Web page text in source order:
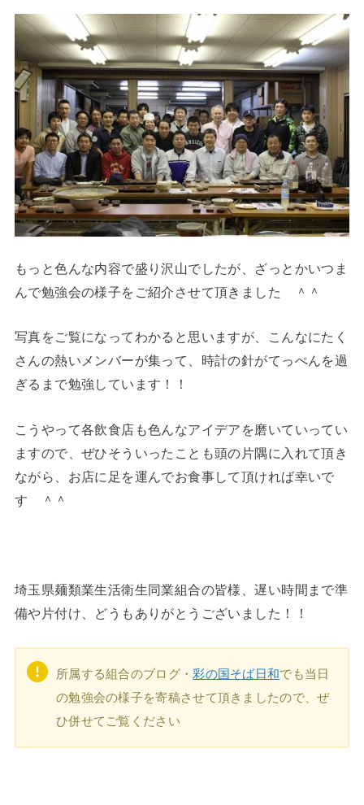
もっと色んな内容で盛り沢山でしたが、ざっとかいつま
んで勉強会の様子をご紹介させて頂きました ＾＾
写真をご覧になってわかると思いますが、こんなにたく
さんの熱いメンバーが集って、時計の針がてっぺんを過
ぎるまで勉強しています！！
こうやって各飲食店も色んなアイデアを磨いていってい
ますので、ぜひそういったことも頭の片隅に入れて頂き
ながら、お店に足を運んでお食事して頂ければ幸いで
す ＾＾
埼玉県麺類業生活衛生同業組合の皆様、遅い時間まで準
備や片付け、どうもありがとうございました！！
所属する組合のブログ・彩の国そば日和でも当日
の勉強会の様子を寄稿させて頂きましたので、ぜ
ひ併せてご覧ください